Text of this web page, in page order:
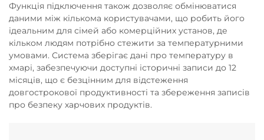
Функція підключення також дозволяє обмінюватися
даними між кількома користувачами, що робить його
ідеальним для сімей або комерційних установ, де
кільком людям потрібно стежити за температурними
умовами. Система зберігає дані про температуру в
хмарі, забезпечуючи доступні історичні записи до 12
місяців, що є безцінним для відстеження
довгострокової продуктивності та збереження записів
про безпеку харчових продуктів.